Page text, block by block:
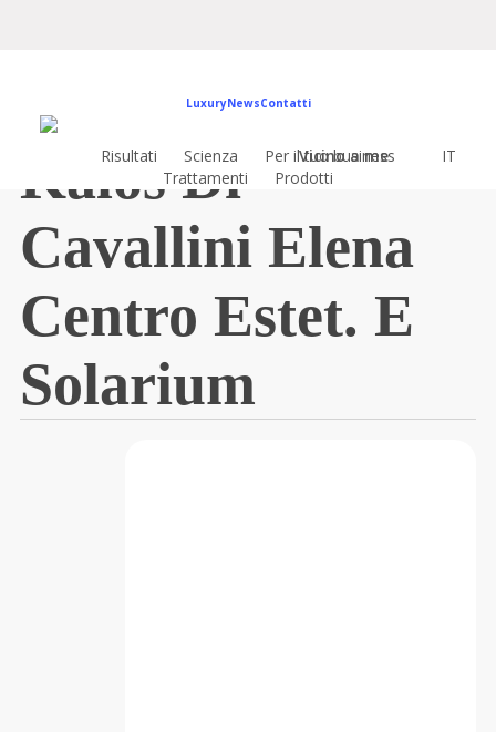
LuxuryNewsContatti
Risultati Scienza
Per il tuo business
Trattamenti
Prodotti
Vicino a me IT
Kalos Di
Cavallini Elena
Centro Estet. E
Solarium